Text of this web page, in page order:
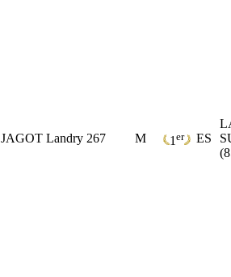
JAGOT Landry 267 M 1 er ES